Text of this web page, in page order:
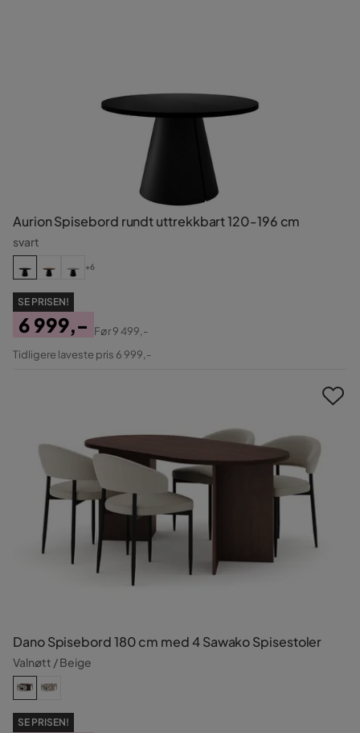
Aurion Spisebord rundt uttrekkbart 120-196 cm
svart
+6
SE PRISEN!
Pris
6 999,-
Original
Før9 499,-
Tidligere laveste pris 6 999,-
Dano Spisebord 180 cm med 4 Sawako Spisestoler
Valnøtt / Beige
SE PRISEN!